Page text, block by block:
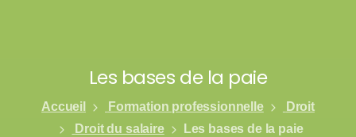
Les bases de la paie
Accueil Formation professionnelle
Droit
Droit du salaire
Les bases de la paie